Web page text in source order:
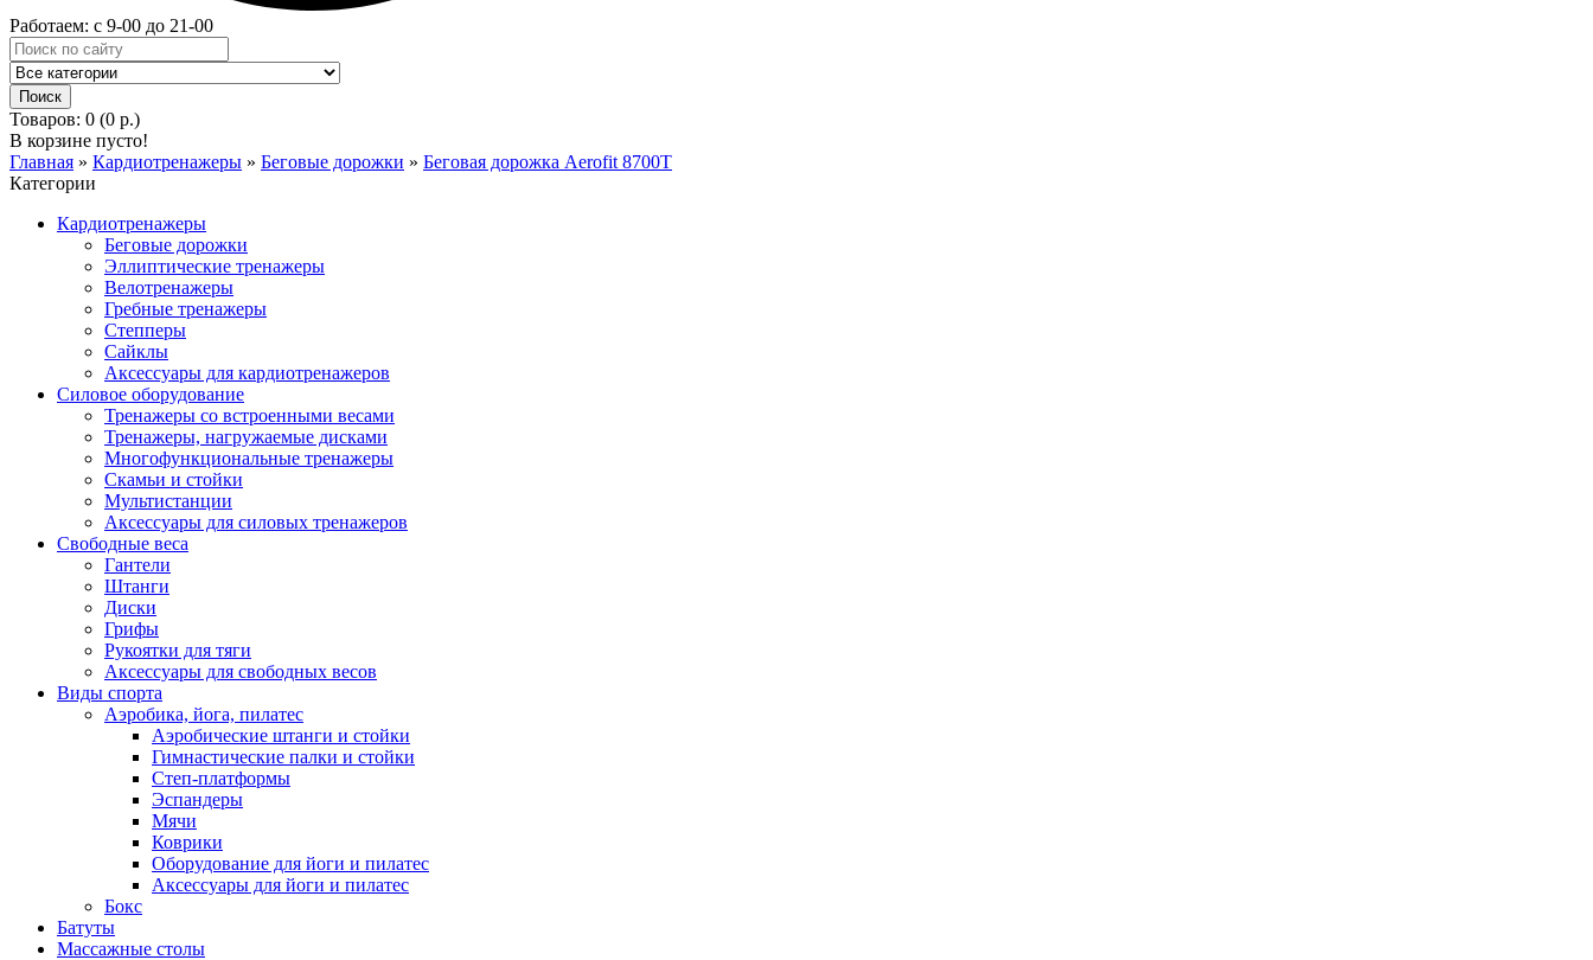
Работаем: с 9-00 до 21-00
Товаров: 0 (0 р.)
В корзине пусто!
Главная » Кардиотренажеры » Беговые дорожки » Беговая дорожка Aerofit 8700T
Категории
Кардиотренажеры
Беговые дорожки
Эллиптические тренажеры
Велотренажеры
Гребные тренажеры
Степперы
Сайклы
Аксессуары для кардиотренажеров
Силовое оборудование
Тренажеры со встроенными весами
Тренажеры, нагружаемые дисками
Многофункциональные тренажеры
Скамьи и стойки
Мультистанции
Аксессуары для силовых тренажеров
Свободные веса
Гантели
Штанги
Диски
Грифы
Рукоятки для тяги
Аксессуары для свободных весов
Виды спорта
Аэробика, йога, пилатес
Аэробические штанги и стойки
Гимнастические палки и стойки
Степ-платформы
Эспандеры
Мячи
Коврики
Оборудование для йоги и пилатес
Аксессуары для йоги и пилатес
Бокс
Батуты
Массажные столы